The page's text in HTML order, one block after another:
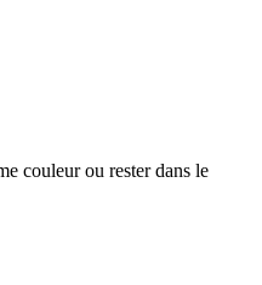
couleur ou rester dans le